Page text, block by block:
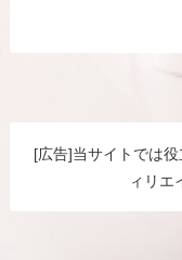
[広告]当サイトでは
ィリエ